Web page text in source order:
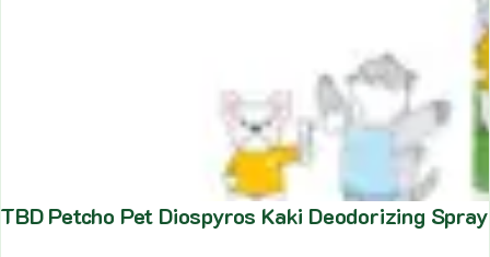
TBD Petcho Pet Diospyros Kaki Deodorizing